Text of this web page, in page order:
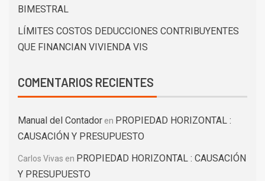
BIMESTRAL
LÍMITES COSTOS DEDUCCIONES CONTRIBUYENTES
QUE FINANCIAN VIVIENDA VIS
COMENTARIOS RECIENTES
Manual del Contador en PROPIEDAD HORIZONTAL :
CAUSACIÓN Y PRESUPUESTO
Carlos Vivas en PROPIEDAD HORIZONTAL : CAUSACIÓN
Y PRESUPUESTO